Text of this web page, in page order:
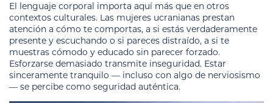
El lenguaje corporal importa aquí más que en otros
contextos culturales. Las mujeres ucranianas prestan
atención a cómo te comportas, a si estás verdaderamente
presente y escuchando o si pareces distraído, a si te
muestras cómodo y educado sin parecer forzado.
Esforzarse demasiado transmite inseguridad. Estar
sinceramente tranquilo — incluso con algo de nerviosismo
— se percibe como seguridad auténtica.